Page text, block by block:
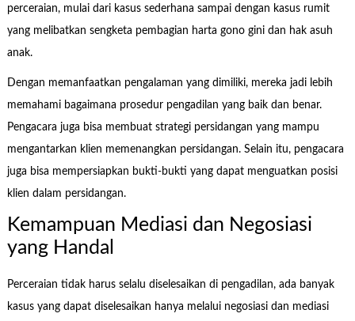
perceraian, mulai dari kasus sederhana sampai dengan kasus rumit
yang melibatkan sengketa pembagian harta gono gini dan hak asuh
anak.
Dengan memanfaatkan pengalaman yang dimiliki, mereka jadi lebih
memahami bagaimana prosedur pengadilan yang baik dan benar.
Pengacara juga bisa membuat strategi persidangan yang mampu
mengantarkan klien memenangkan persidangan. Selain itu, pengacara
juga bisa mempersiapkan bukti-bukti yang dapat menguatkan posisi
klien dalam persidangan.
Kemampuan Mediasi dan Negosiasi
yang Handal
Perceraian tidak harus selalu diselesaikan di pengadilan, ada banyak
kasus yang dapat diselesaikan hanya melalui negosiasi dan mediasi